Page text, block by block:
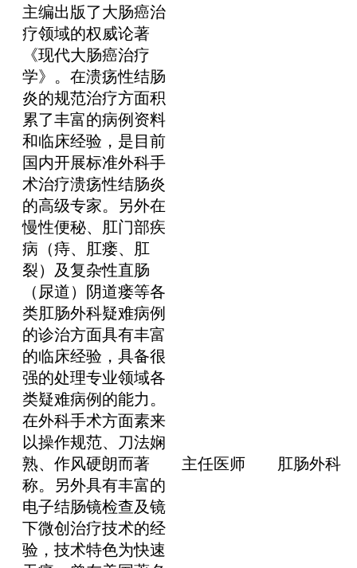
主编出版了大肠癌治
疗领域的权威论著
《现代大肠癌治疗
学》。在溃疡性结肠
炎的规范治疗方面积
累了丰富的病例资料
和临床经验，是目前
国内开展标准外科手
术治疗溃疡性结肠炎
的高级专家。另外在
慢性便秘、肛门部疾
病（痔、肛瘘、肛
裂）及复杂性直肠
（尿道）阴道瘘等各
类肛肠外科疑难病例
的诊治方面具有丰富
的临床经验，具备很
强的处理专业领域各
类疑难病例的能力。
在外科手术方面素来
以操作规范、刀法娴
熟、作风硬朗而著
称。另外具有丰富的
电子结肠镜检查及镜
下微创治疗技术的经
验，技术特色为快速
主任医师 肛肠外科